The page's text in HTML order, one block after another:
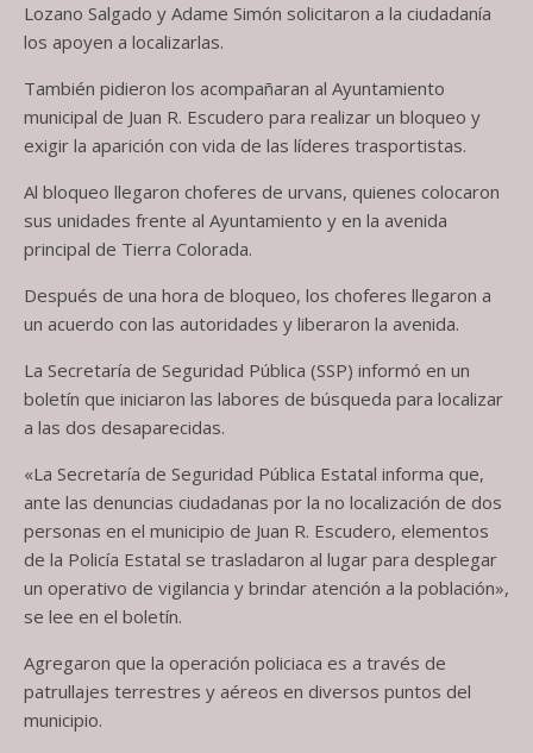
Lozano Salgado y Adame Simón solicitaron a la ciudadanía
los apoyen a localizarlas.
También pidieron los acompañaran al Ayuntamiento
municipal de Juan R. Escudero para realizar un bloqueo y
exigir la aparición con vida de las líderes trasportistas.
Al bloqueo llegaron choferes de urvans, quienes colocaron
sus unidades frente al Ayuntamiento y en la avenida
principal de Tierra Colorada.
Después de una hora de bloqueo, los choferes llegaron a
un acuerdo con las autoridades y liberaron la avenida.
La Secretaría de Seguridad Pública (SSP) informó en un
boletín que iniciaron las labores de búsqueda para localizar
a las dos desaparecidas.
«La Secretaría de Seguridad Pública Estatal informa que,
ante las denuncias ciudadanas por la no localización de dos
personas en el municipio de Juan R. Escudero, elementos
de la Policía Estatal se trasladaron al lugar para desplegar
un operativo de vigilancia y brindar atención a la población»,
se lee en el boletín.
Agregaron que la operación policiaca es a través de
patrullajes terrestres y aéreos en diversos puntos del
municipio.